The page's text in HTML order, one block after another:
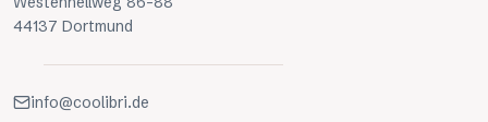
44137 Dortmund
info@coolibri.de